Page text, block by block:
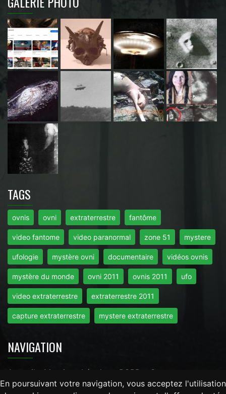
En poursuivant votre navigation, vous acceptez l'utilisation
TAGS
ovnis ovni extraterrestre fantôme
video fantome video paranormal zone 51 mystere
ufologie mystère ovni documentaire vidéos ovnis
mystère du monde ovni 2011 ovnis 2011 ufo
video extraterrestre extraterrestre 2011
capture extraterrestre mystere extraterrestre
NAVIGATION
Accueil Mentions Légales RGPD Contact